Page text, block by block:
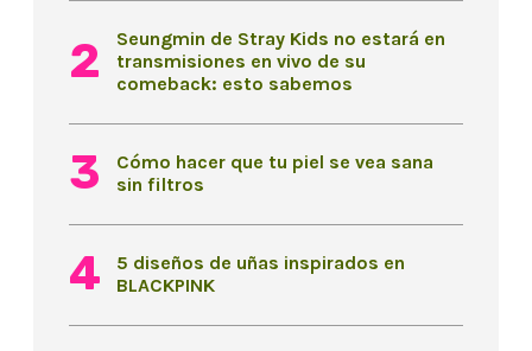
Seungmin de Stray Kids no estará en
transmisiones en vivo de su
comeback: esto sabemos
Cómo hacer que tu piel se vea sana
sin filtros
5 diseños de uñas inspirados en
BLACKPINK